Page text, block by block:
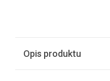
Opis produktu